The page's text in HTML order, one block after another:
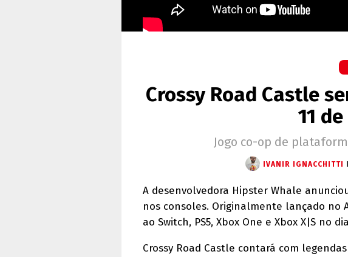
Crossy Road Castle
11
Jogo co-op de
IVANIR IGNACCHITTI
A desenvolvedora Hipster Whale
nos consoles. Originalmente lançado no
ao Switch, PS5, Xbox One e Xbox X|S no
Crossy Road Castle contará com